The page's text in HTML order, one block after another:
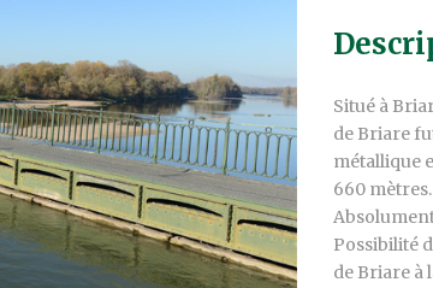
Situé à
de Briare
métallique
660
Possibilité
de Briare à